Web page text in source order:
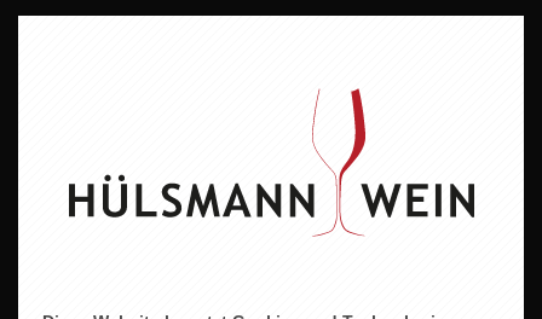
ZU DIESEM PRODUKT PASST ...